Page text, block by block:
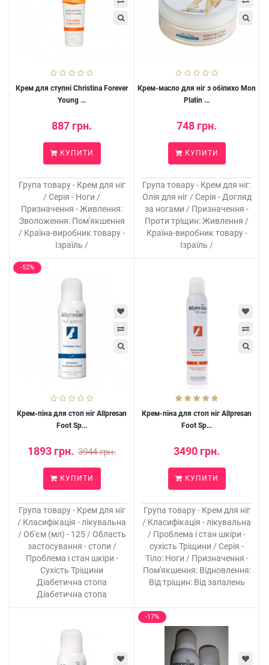
Крем для ступні Christina Forever
Young ...
887 грн.
КУПИТИ
Група товару - Крем для ніг
/ Серія - Ноги /
Призначення - Живлення:
Зволоження: Пом'якшення
/ Країна-виробник товару -
Ізраїль /
Крем-масло для ніг з обіпихо Mon
Platin ...
748 грн.
КУПИТИ
Група товару - Крем для ніг:
Олія для ніг / Серія - Догляд
за ногами / Призначення -
Проти тріщин: Живлення /
Країна-виробник товару -
Ізраїль /
-52%
Крем-піна для стоп ніг Allpresan
Foot Sp...
1893 грн. 3944 грн.
КУПИТИ
Група товару - Крем для ніг
/ Класифікація - лікувальна
/ Об'єм (мл) - 125 / Область
застосування - стопи /
Проблема і стан шкіри -
Сухість Тріщини
Діабетична стопа
Діабетична стопа
Крем-піна для стоп ніг Allpresan
Foot Sp...
3490 грн.
КУПИТИ
Група товару - Крем для ніг
/ Класифікація - лікувальна
/ Проблема і стан шкіри -
сухість Тріщини / Серія -
Тіло: Ноги / Призначення -
Пом'якшення: Відновлення:
Від тріщин: Від запалень
-17%